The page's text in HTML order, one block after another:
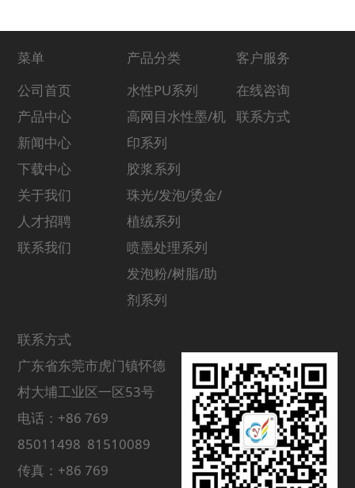
菜单
公司首页
产品中心
新闻中心
下载中心
关于我们
人才招聘
联系我们
产品分类
水性PU系列
高网目水性墨/机
印系列
胶浆系列
珠光/发泡/烫金/
植绒系列
喷墨处理系列
发泡粉/树脂/助
剂系列
客户服务
在线咨询
联系方式
联系方式
广东省东莞市虎门镇怀德
村大埔工业区一区53号
电话：+86 769
85011498 81510089
传真：+86 769